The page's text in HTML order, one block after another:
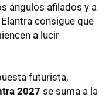
ángulos afilados y a
consigue que
a lucir
futurista,
2027 se suma a la